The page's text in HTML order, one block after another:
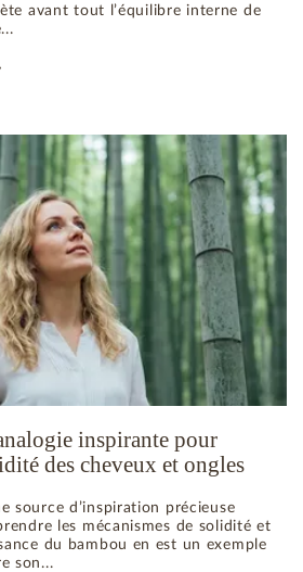
avant tout l’équilibre interne de
inspirante pour
des cheveux et ongles
source d’inspiration précieuse
les mécanismes de solidité et
du bambou en est un exemple
son...